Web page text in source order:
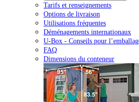
Tarifs et renseignements
Options de livraison
Utilisations fréquentes
Déménagements internationaux
U-Box - Conseils pour
FAQ
Dimensions du conteneur